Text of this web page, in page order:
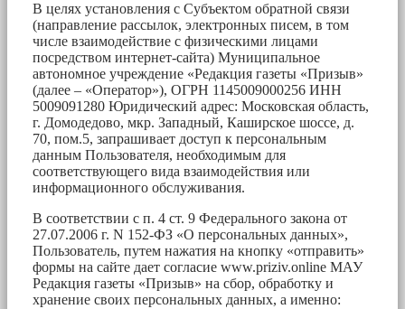
В целях установления с Субъектом обратной связи
(направление рассылок, электронных писем, в том
числе взаимодействие с физическими лицами
посредством интернет-сайта) Муниципальное
автономное учреждение «Редакция газеты «Призыв»
(далее – «Оператор»), ОГРН 1145009000256 ИНН
5009091280 Юридический адрес: Московская область,
г. Домодедово, мкр. Западный, Каширское шоссе, д.
70, пом.5, запрашивает доступ к персональным
данным Пользователя, необходимым для
соответствующего вида взаимодействия или
информационного обслуживания.
В соответствии с п. 4 ст. 9 Федерального закона от
27.07.2006 г. N 152-ФЗ «О персональных данных»,
Пользователь, путем нажатия на кнопку «отправить»
формы на сайте дает согласие www.priziv.online МАУ
Редакция газеты «Призыв» на сбор, обработку и
хранение своих персональных данных, а именно: